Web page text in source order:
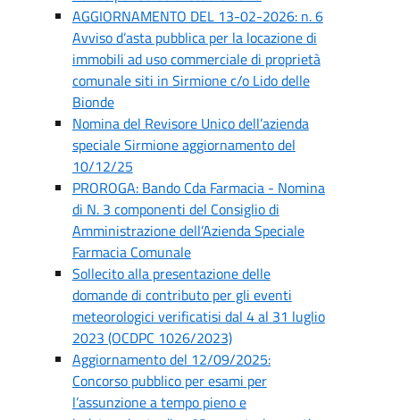
AGGIORNAMENTO DEL 13-02-2026: n. 6
Avviso d’asta pubblica per la locazione di
immobili ad uso commerciale di proprietà
comunale siti in Sirmione c/o Lido delle
Bionde
Nomina del Revisore Unico dell’azienda
speciale Sirmione aggiornamento del
10/12/25
PROROGA: Bando Cda Farmacia - Nomina
di N. 3 componenti del Consiglio di
Amministrazione dell’Azienda Speciale
Farmacia Comunale
Sollecito alla presentazione delle
domande di contributo per gli eventi
meteorologici verificatisi dal 4 al 31 luglio
2023 (OCDPC 1026/2023)
Aggiornamento del 12/09/2025:
Concorso pubblico per esami per
l’assunzione a tempo pieno e